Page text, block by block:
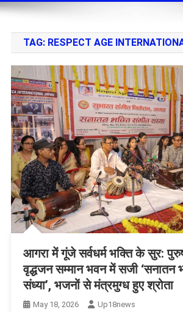
TAG: RESPECT AGE
आगरा में गूंजे सर्वधर्म भक्ति के सुर:
वृद्धजन सम्मान भवन में सजी ‘सनातन
संध्या’, भजनों से मंत्रमुग्ध हुए श्रोता
May 18, 2026 Up18news